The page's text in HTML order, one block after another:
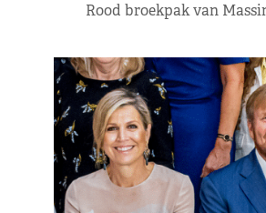
Rood broekpak van